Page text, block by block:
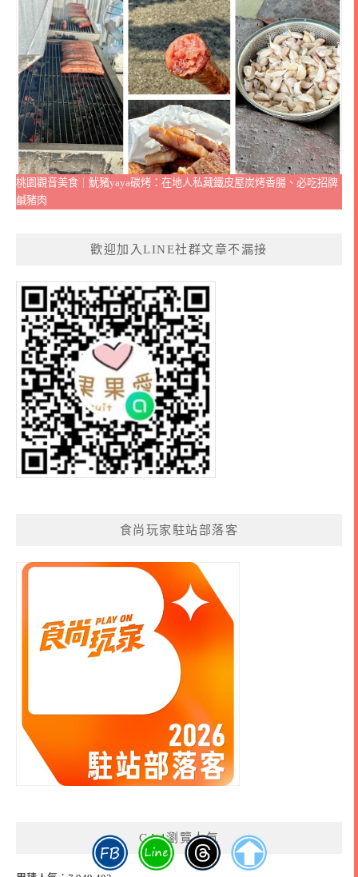
桃園觀音美食｜魷豬yaya碳烤：在地人私藏鐵皮屋炭烤香腸、必吃招牌
鹹豬肉
歡迎加入LINE社群文章不漏接
食尚玩家駐站部落客
GA4瀏覽人氣